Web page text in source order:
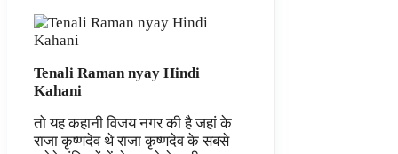
Tenali Raman nyay Hindi
Kahani
तो यह कहानी विजय नगर की है जहां के
राजा कृष्णदेव थे राजा कृष्णदेव के सबसे